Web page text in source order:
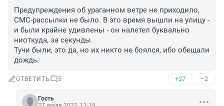
Предупреждения об ураганном ветре не приходило,
СМС-рассылки не было. В это время вышли на улицу -
и были крайне удивлены - он налетел буквально
ниоткуда, за секунды.
Тучи были, это да, но их никто не боялся, ибо обещали
дождь.
ОТВЕТИТЬ 5 +27 –2
Гость